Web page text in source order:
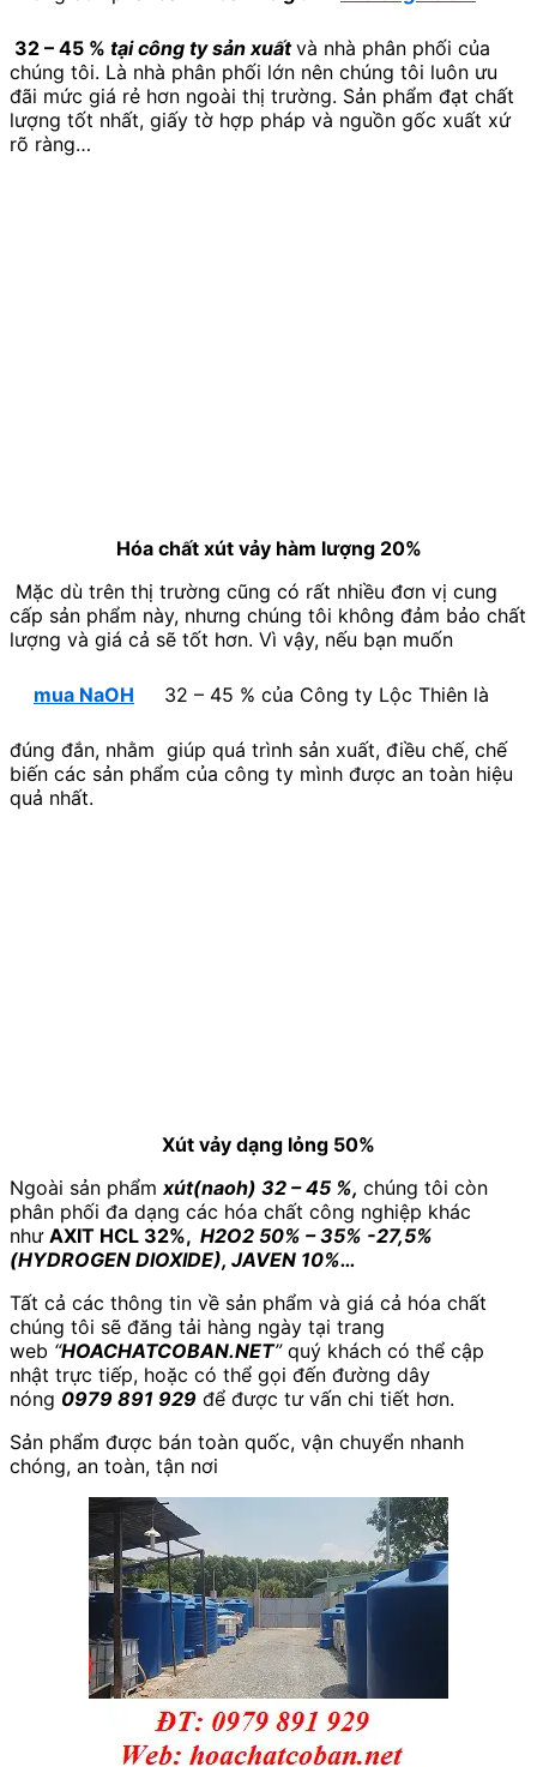
32 – 45 % tại công ty sản xuấtvà nhà phân phối của
chúng tôi. Là nhà phân phối lớn nên chúng tôi luôn ưu
đãi mức giá rẻ hơn ngoài thị trường. Sản phẩm đạt chất
lượng tốt nhất, giấy tờ hợp pháp và nguồn gốc xuất xứ
rõ ràng…
Hóa chất xút vảy hàm lượng 20%
Mặc dù trên thị trường cũng có rất nhiều đơn vị cung
cấp sản phẩm này, nhưng chúng tôi không đảm bảo chất
lượng và giá cả sẽ tốt hơn. Vì vậy, nếu bạn muốn
mua NaOH 32 – 45 % của Công ty Lộc Thiên là
đúng đắn, nhằm giúp quá trình sản xuất, điều chế, chế
biến các sản phẩm của công ty mình được an toàn hiệu
quả nhất.
Xút vảy dạng lỏng 50%
Ngoài sản phẩm xút(naoh) 32 – 45 %, chúng tôi còn
phân phối đa dạng các hóa chất công nghiệp khác
như AXIT HCL 32%, H2O2 50% – 35% -27,5%
(HYDROGEN DIOXIDE), JAVEN 10%…
Tất cả các thông tin về sản phẩm và giá cả hóa chất
chúng tôi sẽ đăng tải hàng ngày tại trang
web “HOACHATCOBAN.NET”quý khách có thể cập
nhật trực tiếp, hoặc có thể gọi đến đường dây
nóng 0979 891 929 để được tư vấn chi tiết hơn.
Sản phẩm được bán toàn quốc, vận chuyển nhanh
chóng, an toàn, tận nơi